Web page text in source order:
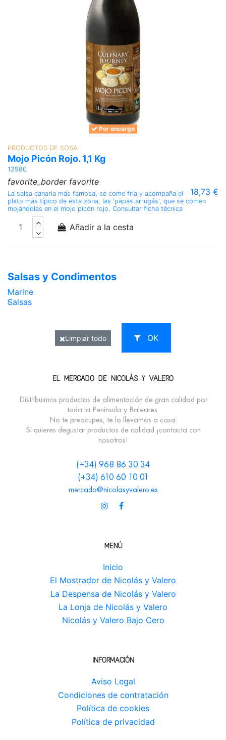
Por encargo
PRODUCTOS DE SOSA
Mojo Picón Rojo. 1,1 Kg
12980
favorite_border favorite
18,73 €
La salsa canaria más famosa, se come fría y acompaña el
plato más típico de esta zona, las 'papas arrugás', que se comen
mojándolas en el mojo picón rojo. Consultar ficha técnica
Añadir a la cesta
Salsas y Condimentos
Marine
Salsas
Limpiar todo OK
EL MERCADO DE NICOLÁS Y VALERO
Distribuimos productos de alimentación de gran calidad por
toda la Península y Baleares.
No te preocupes, te lo llevamos a casa.
Si quieres degustar productos de calidad ¡contacta con
nosotros!
(+34) 968 86 30 34
(+34) 610 60 10 01
mercado@nicolasyvalero.es
MENÚ
Inicio
El Mostrador de Nicolás y Valero
La Despensa de Nicolás y Valero
La Lonja de Nicolás y Valero
Nicolás y Valero Bajo Cero
INFORMACIÓN
Aviso Legal
Condiciones de contratación
Política de cookies
Política de privacidad